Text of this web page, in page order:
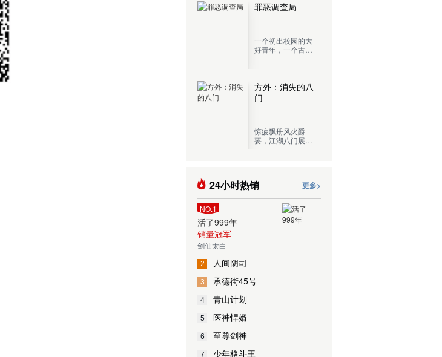
罪恶调查局
一个初出校园的大
好青年，一个古灵
老记者，开着一辆
五菱宏光，这就是
罪恶调查局目前的
方外：消失的八
门
惊疲飘册风火爵
要，江湖八门展奇
藏的江湖传人，展
24小时热销 更多>
NO.1
活了999年
销量冠军
剑仙太白
2 人间阴司
3 承德街45号
4 青山计划
5 医神悍婿
6 至尊剑神
7 少年格斗王